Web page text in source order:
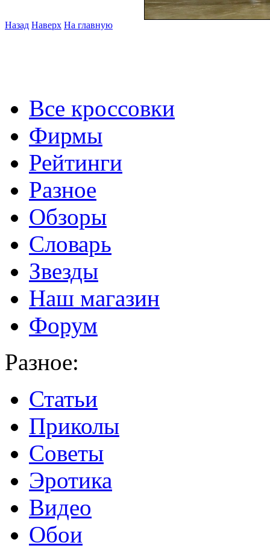
Назад Наверх На главную
Все кроссовки
Фирмы
Рейтинги
Разное
Обзоры
Словарь
Звезды
Наш магазин
Форум
Разное:
Статьи
Приколы
Советы
Эротика
Видео
Обои